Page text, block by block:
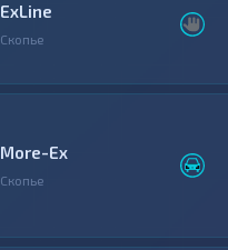
ExLine
Скопье
More-Ex
Скопье